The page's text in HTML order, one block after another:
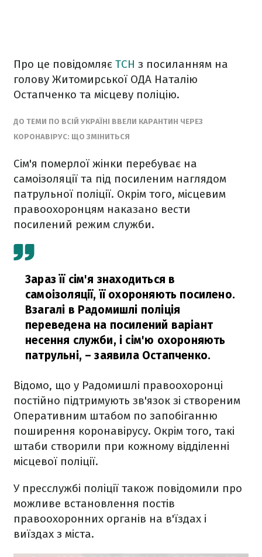
Про це повідомляє ТСН з посиланням на
голову Житомирської ОДА Наталію
Остапченко та місцеву поліцію.
ДО ТЕМИ ПО ВСІЙ УКРАЇНІ ВВЕЛИ КАРАНТИН ЧЕРЕЗ
КОРОНАВІРУС: ЩО ЗМІНИТЬСЯ
Сім'я померлої жінки перебуває на
самоізоляції та під посиленим наглядом
патрульної поліції. Окрім того, місцевим
правоохоронцям наказано вести
посилений режим служби.
Зараз її сім'я знаходиться в
самоізоляції, її охороняють посилено.
Взагалі в Радомишлі поліція
переведена на посилений варіант
несення служби, і сім'ю охороняють
патрульні, – заявила Остапченко.
Відомо, що у Радомишлі правоохоронці
постійно підтримують зв'язок зі створеним
Оперативним штабом по запобіганню
поширення коронавірусу. Окрім того, такі
штаби створили при кожному відділенні
місцевої поліції.
У пресслужбі поліції також повідомили про
можливе встановлення постів
правоохоронних органів на в'їздах і
виїздах з міста.